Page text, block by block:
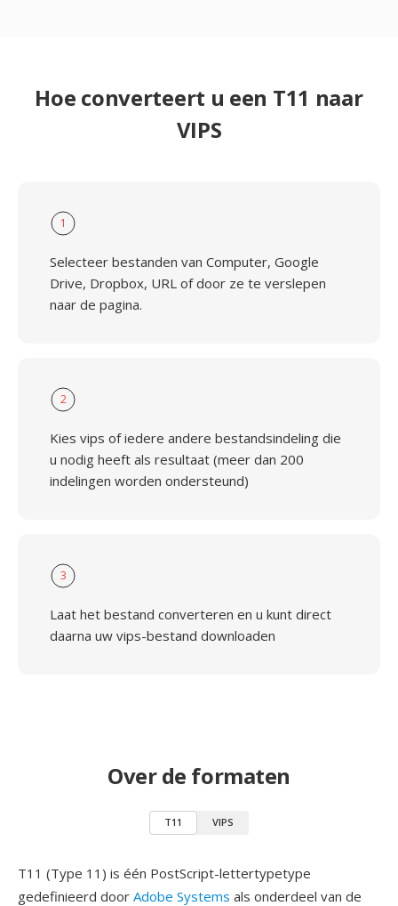
Hoe converteert u een T11 naar
VIPS
1
Selecteer bestanden van Computer, Google
Drive, Dropbox, URL of door ze te verslepen
naar de pagina.
2
Kies vips of iedere andere bestandsindeling die
u nodig heeft als resultaat (meer dan 200
indelingen worden ondersteund)
3
Laat het bestand converteren en u kunt direct
daarna uw vips-bestand downloaden
Over de formaten
T11 VIPS
T11 (Type 11) is één PostScript-lettertypetype
gedefinieerd door Adobe Systems als onderdeel van de